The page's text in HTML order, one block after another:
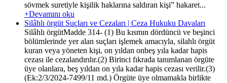
sövmek suretiyle kişilik haklarına saldıran kişi” hakaret...
+Devamını oku
Silâhlı örgüt Suçları ve Cezaları | Ceza Hukuku Davaları
Silâhlı örgütMadde 314- (1) Bu kısmın dördüncü ve beşinci
bölümlerinde yer alan suçları işlemek amacıyla, silahlı örgüt
kuran veya yöneten kişi, on yıldan onbeş yıla kadar hapis
cezası ile cezalandırılır.(2) Birinci fıkrada tanımlanan örgüte
üye olanlara, beş yıldan on yıla kadar hapis cezası verilir.(3)
(Ek:2/3/2024-7499/11 md.) Örgüte üye olmamakla birlikte